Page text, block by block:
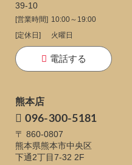
39-10
[営業時間] 10:00～19:00
[定休日]
火曜日
電話する
熊本店
096-300-5181
〒 860-0807
熊本県熊本市中央区
下通2丁目7-32 2F